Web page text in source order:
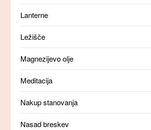
Lanterne
Ležišče
Magnezijevo olje
Meditacija
Nakup stanovanja
Nasad breskev